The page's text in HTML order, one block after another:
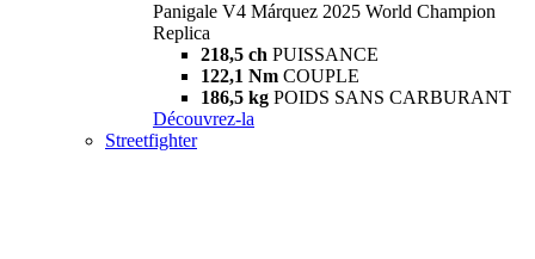
Panigale V4 Márquez 2025 World Champion
Replica
218,5 ch PUISSANCE
122,1 Nm COUPLE
186,5 kg POIDS SANS CARBURANT
Découvrez-la
Streetfighter